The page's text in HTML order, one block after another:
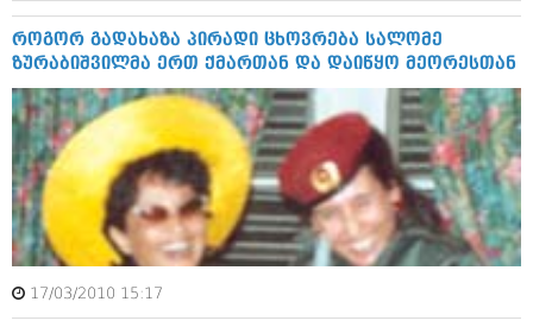
რელიგია
მედიცინა
სპორტი
კადრს მიღმა
კულინარია
ავტორჩევები
ბელადები
კადრს მიღმა
კულინარია
ავტორჩევები
ბელადები
ბიზნესსიახლეები
გვარები
თემიდას სასწორი
როგორ გადახაზა პირადი ცხოვრება სალომე
ზურაბიშვილმა ერთ ქმართან და დაიწყო მეორესთან
17/03/2010 15:17